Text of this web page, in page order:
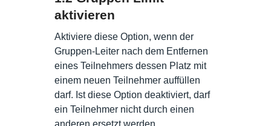
aktivieren
Aktiviere diese Option, wenn der
Gruppen-Leiter nach dem Entfernen
eines Teilnehmers dessen Platz mit
einem neuen Teilnehmer auffüllen
darf. Ist diese Option deaktiviert, darf
ein Teilnehmer nicht durch einen